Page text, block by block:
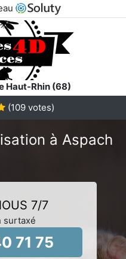
Haut-Rhin (68)
(109 votes)
à Aspach
7/7
surtaxé
71 75